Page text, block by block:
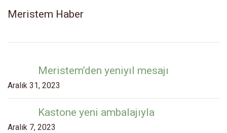
Meristem Haber
Meristem’den yeniyıl mesajı
Aralık 31, 2023
Kastone yeni ambalajıyla
Aralık 7, 2023